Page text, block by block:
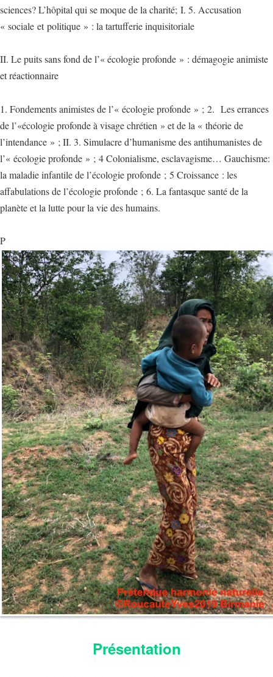
sciences? L’hôpital qui se moque de la charité; I. 5. Accusation
« sociale et politique » : la tartufferie inquisitoriale
II. Le puits sans fond de l’« écologie profonde » : démagogie animiste
et réactionnaire
1. Fondements animistes de l’« écologie profonde » ; 2. Les errances
de l’«écologie profonde à visage chrétien » et de la « théorie de
l’intendance » ; II. 3. Simulacre d’humanisme des antihumanistes de
l’« écologie profonde » ; 4 Colonialisme, esclavagisme… Gauchisme:
la maladie infantile de l’écologie profonde ; 5 Croissance : les
affabulations de l’écologie profonde ; 6. La fantasque santé de la
planète et la lutte pour la vie des humains.
P
Présentation